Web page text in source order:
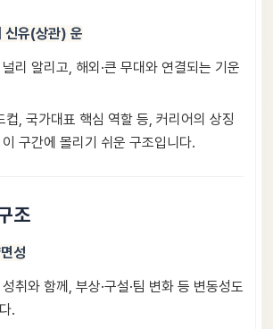
유(상관) 운
리 알리고, 해외·큰 무대와 연결되는 기운
컵, 국가대표 핵심 역할 등, 커리어의 상징
구간에 몰리기 쉬운 구조입니다.
조
성
취와 함께, 부상·구설·팀 변화 등 변동성도
.